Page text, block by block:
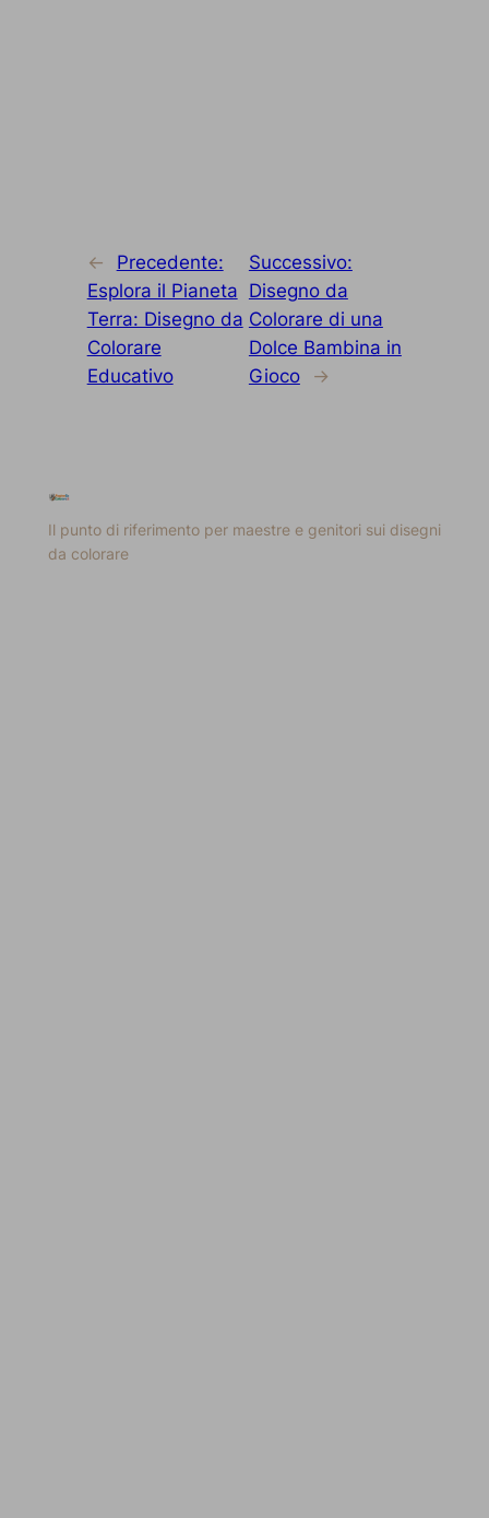
←
Precedente:
Esplora il Pianeta
Terra: Disegno da
Colorare
Educativo
Successivo:
Disegno da
Colorare di una
Dolce Bambina in
Gioco
→
Il punto di riferimento per maestre e genitori sui disegni
da colorare